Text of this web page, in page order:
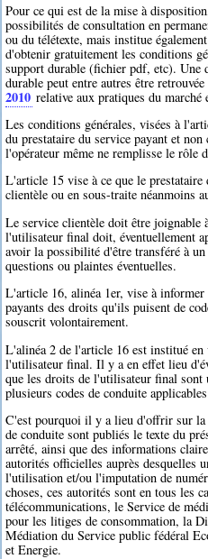
Pour ce qui est de la mise à
possibilités de consultation en
ou du télétexte, mais institue
d'obtenir gratuitement les conditions
support durable (fichier pdf, etc). Une
durable peut entre autres être
2010 relative aux pratiques du
Les conditions générales, visées à
du prestataire du service payant et
l'opérateur même ne remplisse le rôle
L'article 15 vise à ce que le
clientèle ou en sous-traite néanmoins
Le service clientèle doit être joignable
l'utilisateur final doit, éventuellement
avoir la possibilité d'être transféré à
questions ou plaintes éventuelles.
L'article 16, alinéa 1er, vise à
payants des droits qu'ils puisent de
souscrit volontairement.
L'alinéa 2 de l'article 16 est institué
l'utilisateur final. Il y a en effet lieu
que les droits de l'utilisateur final sont
plusieurs codes de conduite
C'est pourquoi il y a lieu d'offrir sur la
de conduite sont publiés le texte du
arrêté, ainsi que des informations
autorités officielles auprès desquelles
l'utilisation et/ou l'imputation de
choses, ces autorités sont en tous les
télécommunications, le Service de
pour les litiges de consommation, la
Médiation du Service public fédéral
et Energie.